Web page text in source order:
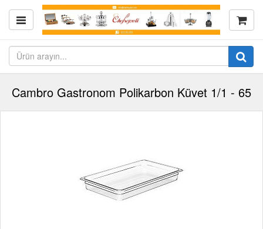
Cambro Gastronom Polikarbon Küvet 1/1 - 65